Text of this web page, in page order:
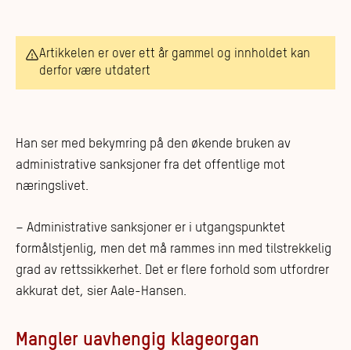
Artikkelen er over ett år gammel og innholdet kan
derfor være utdatert
Han ser med bekymring på den økende bruken av
administrative sanksjoner fra det offentlige mot
næringslivet.
– Administrative sanksjoner er i utgangspunktet
formålstjenlig, men det må rammes inn med tilstrekkelig
grad av rettssikkerhet. Det er flere forhold som utfordrer
akkurat det, sier Aale-Hansen.
Mangler uavhengig klageorgan